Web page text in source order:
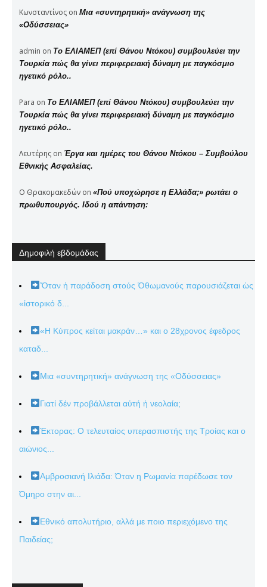
Κωνσταντίνος on Μια «συντηρητική» ανάγνωση της
«Οδύσσειας»
admin on Το ΕΛΙΑΜΕΠ (επί Θάνου Ντόκου) συμβουλεύει την
Τουρκία πώς θα γίνει περιφερειακή δύναμη με παγκόσμιο
ηγετικό ρόλο..
Para on Το ΕΛΙΑΜΕΠ (επί Θάνου Ντόκου) συμβουλεύει την
Τουρκία πώς θα γίνει περιφερειακή δύναμη με παγκόσμιο
ηγετικό ρόλο..
Λευτέρης on Έργα και ημέρες του Θάνου Ντόκου – Συμβούλου
Εθνικής Ασφαλείας.
Ο Θρακομακεδών on «Πού υποχώρησε η Ελλάδα;» ρωτάει ο
πρωθυπουργός. Ιδού η απάντηση:
Δημοφιλή εβδομάδας
Ὅταν ἡ παράδοση στούς Ὀθωμανούς παρουσιάζεται ὡς
«ἱστορικό δ...
«Η Κύπρος κείται μακράν…» και ο 28χρονος έφεδρος
καταδ...
Μια «συντηρητική» ανάγνωση της «Οδύσσειας»
Γιατί δέν προβάλλεται αὐτή ἡ νεολαία;
Έκτορας: Ο τελευταίος υπερασπιστής της Τροίας και ο
αιώνιος...
Αμβροσιανή Ιλιάδα: Όταν η Ρωμανία παρέδωσε τον
Όμηρο στην αι...
Εθνικό απολυτήριο, αλλά με ποιο περιεχόμενο της
Παιδείας;